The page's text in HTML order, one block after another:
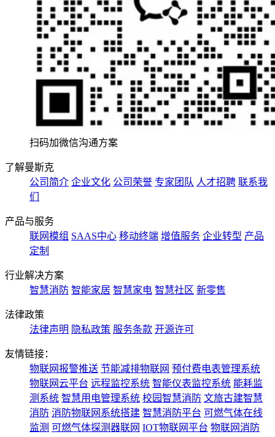
扫码加微信沟通方案
了解曼斯克
公司简介 企业文化 公司荣誉 专家团队 人才招聘 联系我
们
产品与服务
联网模组 SAAS中心 移动终端 增值服务 企业转型 产品
定制
行业解决方案
智慧消防 智能家居 智慧家电 智慧社区 新零售
法律政策
法律声明 隐私政策 服务条款 开源许可
友情链接：
物联网报警推送 节能减排物联网 预付费电表管理系统
物联网云平台 远程监控系统 智能仪表监控系统 能耗监
测系统 智慧用电管理系统 校园智慧消防 文旅古建智慧
消防 消防物联网系统搭建 智慧消防平台 可燃气体在线
监测 可燃气体探测器联网 IOT物联网平台 物联网消防